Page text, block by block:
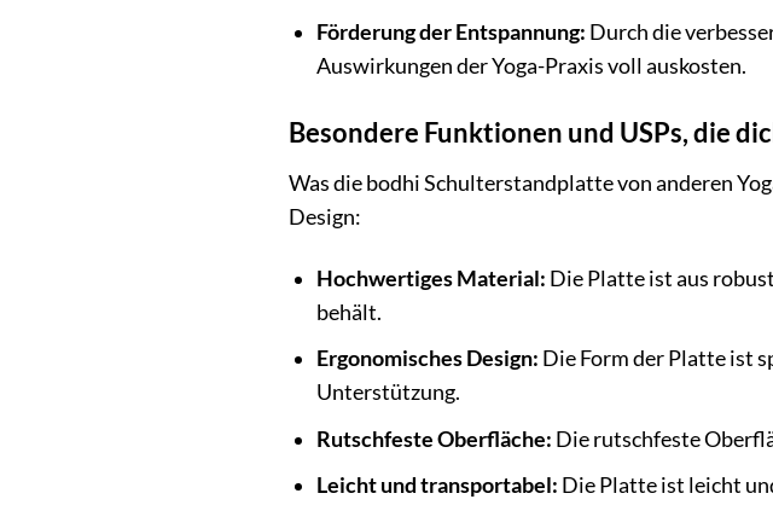
Förderung der Entspannung: Durch die
Auswirkungen der Yoga-Praxis voll auskosten.
Besondere Funktionen und USPs, die
Was die bodhi Schulterstandplatte von anderen
Design:
Hochwertiges Material: Die Platte ist aus
behält.
Ergonomisches Design: Die Form der Platte ist
Unterstützung.
Rutschfeste Oberfläche: Die rutschfeste
Leicht und transportabel: Die Platte ist leicht